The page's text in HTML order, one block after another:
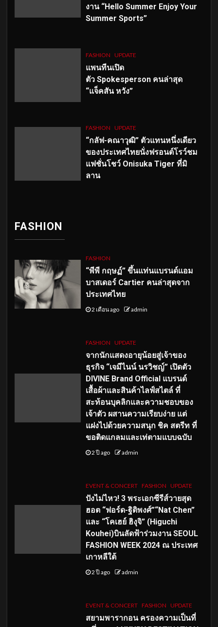
งาน “Hello Summer Enjoy Your
Summer Sports”
FASHION UPDATE
แพนทีนเปิด
ตัว Spokesperson คนล่าสุด
“แจ็คสัน หวัง”
FASHION UPDATE
“กลัฟ-คณาวุฒิ” ตัวแทนหนึ่งเดียว
ของประเทศไทยนั่งฟรอนต์โรว์ชม
แฟชั่นโชว์ Onisuka Tiger ที่มิ
ลาน
FASHION
FASHION
“พีพี กฤษฏ์” ขึ้นแท่นแบรนด์แอม
บาสเดอร์ Cartier คนล่าสุดจาก
ประเทศไทย
2 เดือน ago admin
FASHION UPDATE
จากนักแสดงอายุน้อยสู่เจ้าของ
ธุรกิจ “เจมีไนน์ นรวิชญ์” เปิดตัว
DIVINE Brand Official แบรนด์
เสื้อผ้าและสินค้าไลฟ์สไตล์ ที่
สะท้อนบุคลิกและความชอบของ
เจ้าตัว ผสานความเรียบง่าย แต่
แฝงไปด้วยความสนุก ชิค สตรีท ที่
ขอติดแกลมและเท่ตามแบบฉบับ
2 ปี ago admin
EVENT & CONCERT FASHION UPDATE
ปังไม่ไหว! 3 พระเอกซีรีส์วายสุด
ฮอต “ฟอร์ด-ฐิติพงศ์”“Nat Chen”
และ “โคเฮย์ ฮิงุจิ” (Higuchi
Kouhei)บินลัดฟ้าร่วมงาน SEOUL
FASHION WEEK 2024 ณ ประเทศ
เกาหลีใต้
2 ปี ago admin
EVENT & CONCERT FASHION UPDATE
สยามพารากอน ครองความเป็นที่